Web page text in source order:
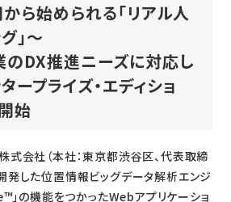
ら始められる「リアル人
」～
DX推進ニーズに対応し
ープライズ・エディショ
始
式会社（本社：東京都渋谷区、代表取締
発した位置情報ビッグデータ解析エンジ
の機能をつかったWebアプリケーショ